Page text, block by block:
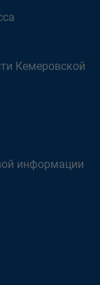
Кемеровской
информации